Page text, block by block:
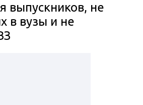
выпускников, не
в вузы и не